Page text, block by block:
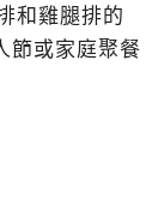
和雞腿排的
節或家庭聚餐